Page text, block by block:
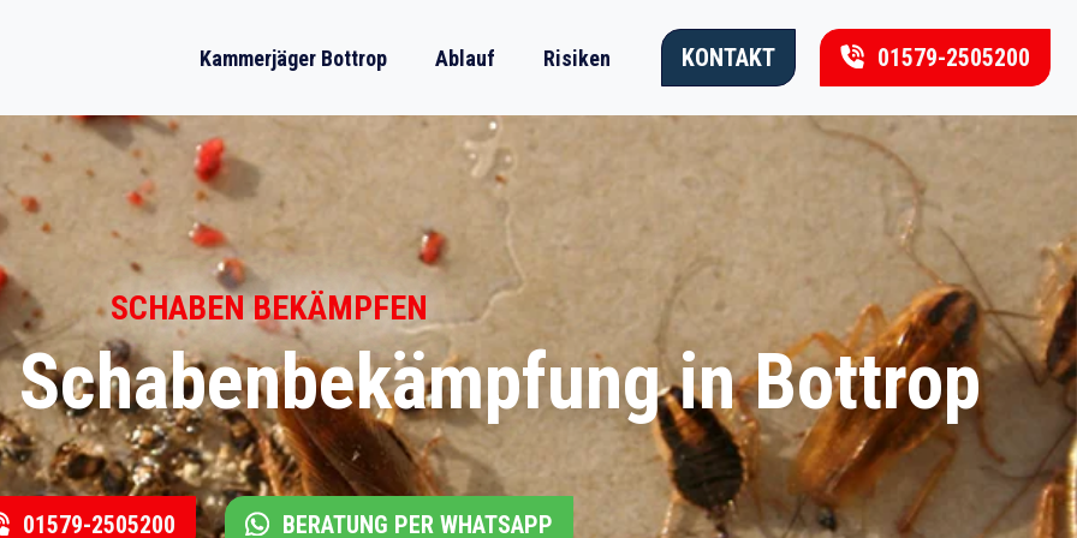
Kammerjäger Bottrop Ablauf Risiken KONTAKT 01579-2505200
SCHABEN BEKÄMPFEN
in Bottrop
01579-2505200 BERATUNG PER WHATSAPP